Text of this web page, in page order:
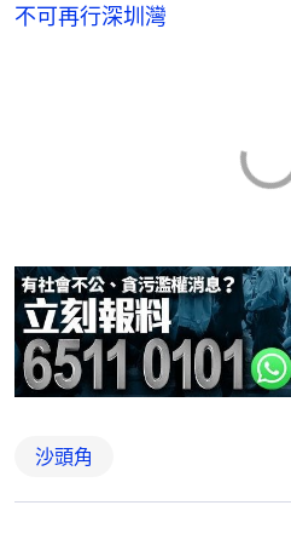
不可再行深圳灣
沙頭角